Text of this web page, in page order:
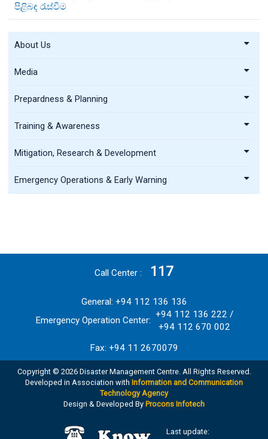
පිළිබඳ රැස්වීම
About Us
Media
Prepardness & Planning
Training & Awareness
Mitigation, Research & Development
Emergency Operations & Early Warning
Call Center 117
General: +94 112 136 136
Emergency Operation Center:
+94 112 136 222 /
+94 112 670 002
Fax: +94 11 2670079
Copyright © 2026 Disaster Management Centre. All Rights Reserved.
Developed in Association with Information and Communication
Technology Agency
Design & Developed By Procons Infotech
Last update: